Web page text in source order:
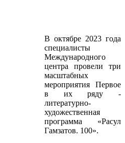
В октябре 2023 года
специалисты
Международного
центра провели три
масштабных
мероприятия Первое
в их ряду -
литературно-
художественная
программа «Расул
Гамзатов. 100».